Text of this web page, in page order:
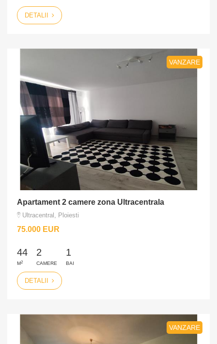
DETALII
VANZARE
Apartament 2 camere zona Ultracentrala
Ultracentral, Ploiesti
75.000 EUR
44
M2
2
CAMERE
1
BAI
DETALII
VANZARE